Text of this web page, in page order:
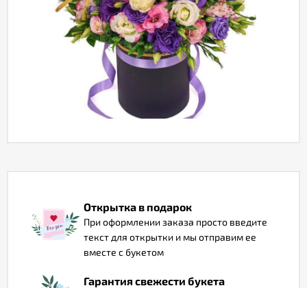
конфиденциальности
Открытка в подарок
При оформлении заказа просто введите
текст для открытки и мы отправим ее
вместе с букетом
Гарантия свежести букета